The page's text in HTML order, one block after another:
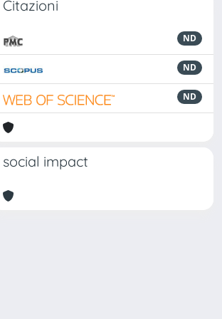
Citazioni
ND
ND
ND
social impact